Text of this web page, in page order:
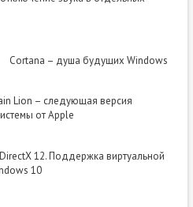
Cortana – душа будущих Windows
Lion – следующая версия
от Apple
12. Поддержка виртуальной
10